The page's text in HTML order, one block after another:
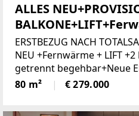
ALLES
(Provisionsfrei)
ERSTBEZUG NACH
NEU +Fernwärme + LIFT
getrennt begehbar+Neue
Türen+Neues Bad+Neuer
80 m² € 279.000